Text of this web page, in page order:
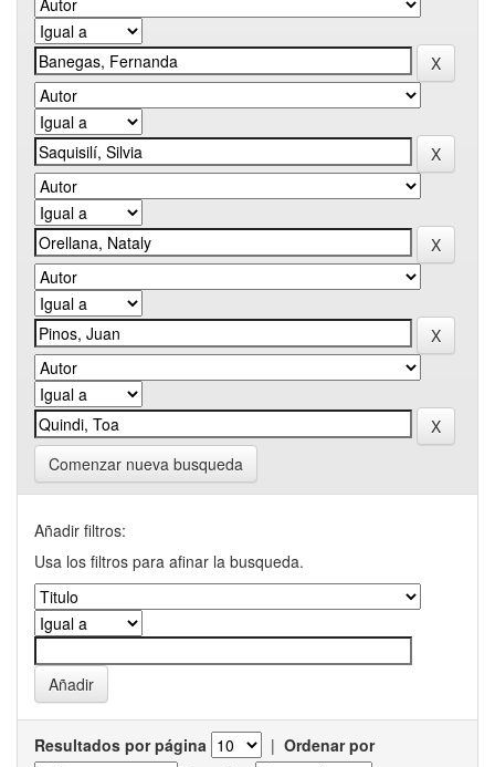
Comenzar nueva busqueda
Añadir filtros:
Usa los filtros para afinar la busqueda.
Resultados por página | Ordenar por